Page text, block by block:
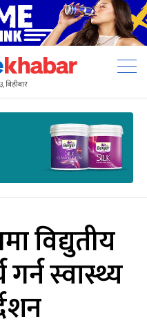
बिहीबार
विद्युतीय
गर्न स्वास्थ्य